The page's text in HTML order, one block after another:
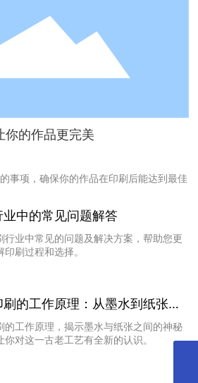
你的作品更完美
事项，确保你的作品在印刷后能达到最佳
业中的常见问题解答
行业中常见的问题及解决方案，帮助您更
印刷过程和选择。
的工作原理：从墨水到纸张的
程
的工作原理，揭示墨水与纸张之间的神秘
你对这一古老工艺有全新的认识。